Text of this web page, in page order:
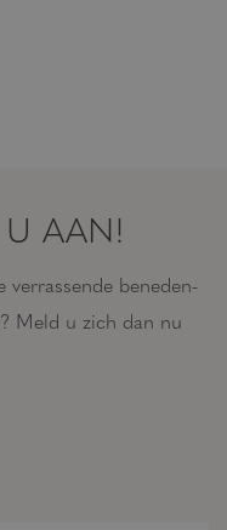
U AAN!
verrassende beneden-
Meld u zich dan nu